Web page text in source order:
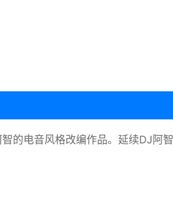
的电音风格改编作品。延续DJ阿智